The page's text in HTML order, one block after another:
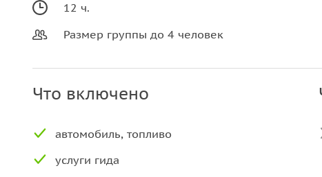
12 ч.
Размер группы до 4 человек
Что включено
автомобиль, топливо
услуги гида